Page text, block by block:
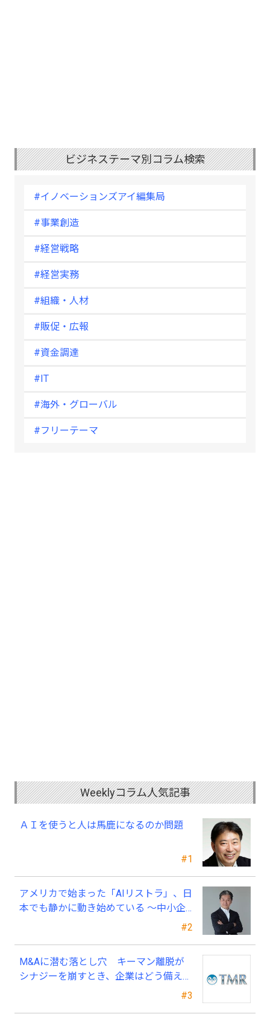
ビジネステーマ別コラム検索
#イノベーションズアイ編集局
#事業創造
#経営戦略
#経営実務
#組織・人材
#販促・広報
#資金調達
#IT
#海外・グローバル
#フリーテーマ
Weeklyコラム人気記事
#1
ＡＩを使うと人は馬鹿になるのか問題
#2
アメリカで始まった「AIリストラ」、日
本でも静かに動き始めている ～中小企
業経営者が今、見直すべき採用・業務・
#3
M&Aに潜む落とし穴 キーマン離脱が
シナジーを崩すとき、企業はどう備える